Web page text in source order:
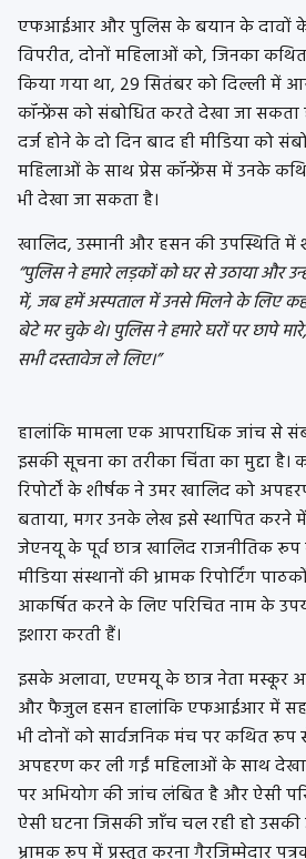
एफआईआर और पुलिस के बयान के दावों
विपरीत, दोनों महिलाओं को, जिनका
किया गया था, 29 सितंबर को दिल्ली में
कॉन्फ्रेंस को संबोधित करते देखा जा
दर्ज होने के दो दिन बाद ही मीडिया को
महिलाओं के साथ प्रेस कॉन्फ्रेंस में उनके
भी देखा जा सकता है।
खालिद, उस्मानी और हसन की उपस्थिति में
“पुलिस ने हमारे लड़कों को घर से उठाया और
में, जब हमें अस्पताल में उनसे मिलने के लिए
बेटे मर चुके थे। पुलिस ने हमारे घरों पर छापे
सभी दस्तावेज ले लिए।”
हालांकि मामला एक आपराधिक जांच से
इसकी सूचना का तरीका चिंता का मुद्दा है।
रिपोर्टों के शीर्षक ने उमर खालिद को
बताया, मगर उनके लेख इसे स्थापित करने में
जेएनयू के पूर्व छात्र खालिद राजनीतिक रूप
मीडिया संस्थानों की भ्रामक रिपोर्टिंग
आकर्षित करने के लिए परिचित नाम के
इशारा करती हैं।
इसके अलावा, एएमयू के छात्र नेता मस्कूर
और फैजुल हसन हालांकि एफआईआर में सह
भी दोनों को सार्वजनिक मंच पर कथित रूप
अपहरण कर ली गईं महिलाओं के साथ देखा
पर अभियोग की जांच लंबित है और ऐसी
ऐसी घटना जिसकी जाँच चल रही हो उसकी